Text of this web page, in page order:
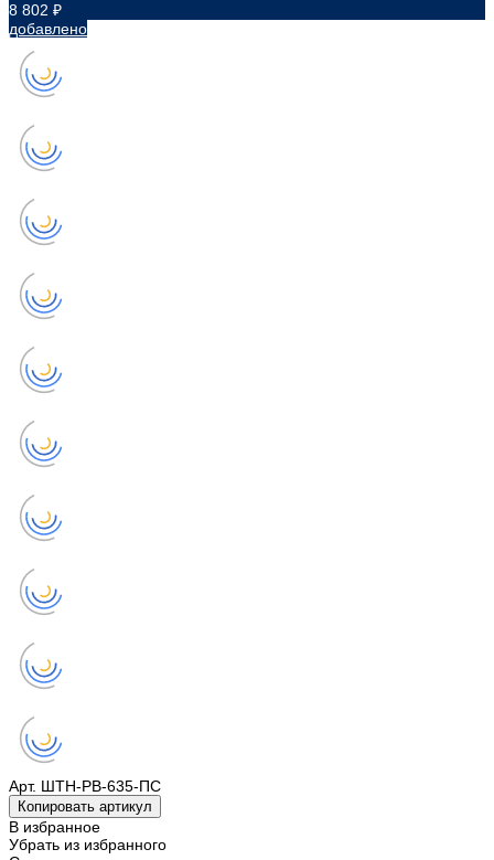
8 802 ₽
добавлено
Арт. ШТН-РВ-635-ПС
Копировать артикул
В избранное
Убрать из избранного